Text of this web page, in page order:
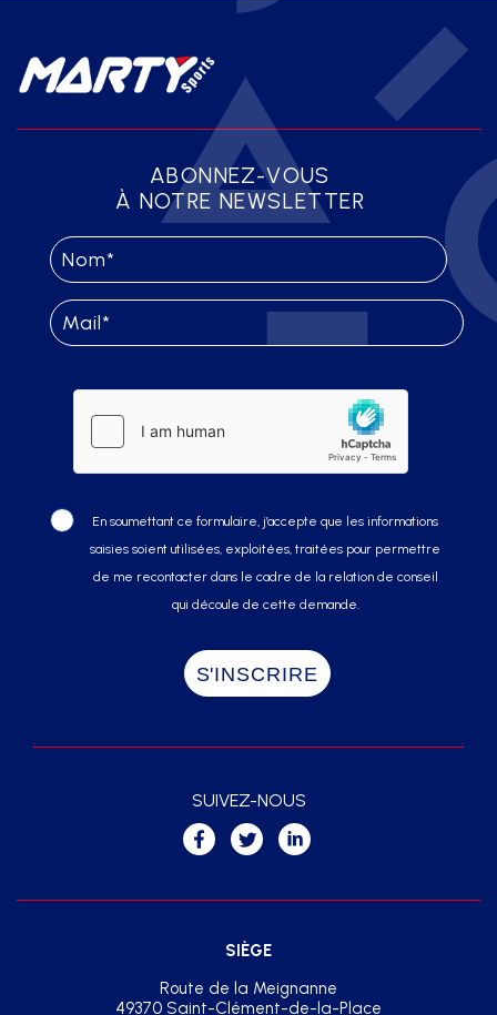
ABONNEZ-VOUS
À NOTRE NEWSLETTER
En soumettant ce formulaire, j’accepte que les informations
saisies soient utilisées, exploitées, traitées pour permettre
de me recontacter dans le cadre de la relation de conseil
qui découle de cette demande.
SIÈGE
Route de la Meignanne
49370 Saint-Clément-de-la-Place
SUIVEZ-NOUS